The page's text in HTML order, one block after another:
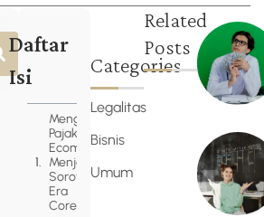
Daftar
Isi
Mengapa
Pajak
Ecommerce
Menjadi
Sorotan di
Era
Coretax?
Categories
Legalitas
Bisnis
Umum
Related
Posts